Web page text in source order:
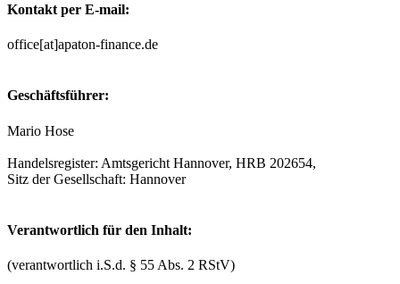
Kontakt per E-mail:
office[at]apaton-finance.de
Geschäftsführer:
Mario Hose
Handelsregister: Amtsgericht Hannover, HRB 202654,
Sitz der Gesellschaft: Hannover
Verantwortlich für den Inhalt:
(verantwortlich i.S.d. § 55 Abs. 2 RStV)